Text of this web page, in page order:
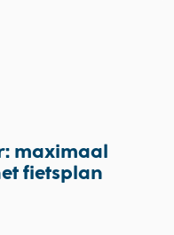
maximaal
fietsplan